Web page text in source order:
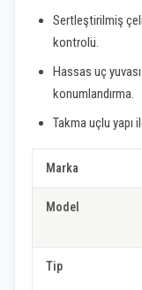
Sertleştirilmiş
kontrolü.
Hassas uç
konumlandırma.
Takma uçlu yapı
Marka
Model
Tip